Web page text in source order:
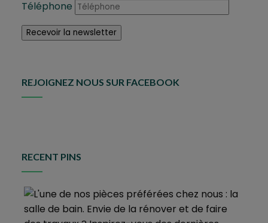
Téléphone
REJOIGNEZ NOUS SUR FACEBOOK
RECENT PINS